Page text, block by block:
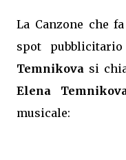
La Canzone che
spot
Temnikova si
Elena
musicale: